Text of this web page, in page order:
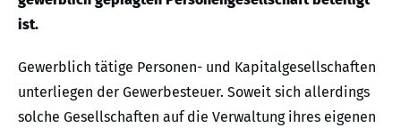
ist.
Gewerblich tätige Personen- und Kapitalgesellschaften
unterliegen der Gewerbesteuer. Soweit sich allerdings
solche Gesellschaften auf die Verwaltung ihres eigenen